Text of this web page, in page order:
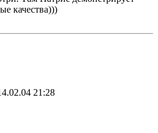
качества)))
21:28